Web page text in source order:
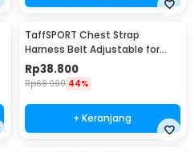
TaffSPORT Chest Strap
Harness Belt Adjustable for
GoPro and Smartphone - G-11
Rp38.800
Rp68.900 44%
+ Keranjang